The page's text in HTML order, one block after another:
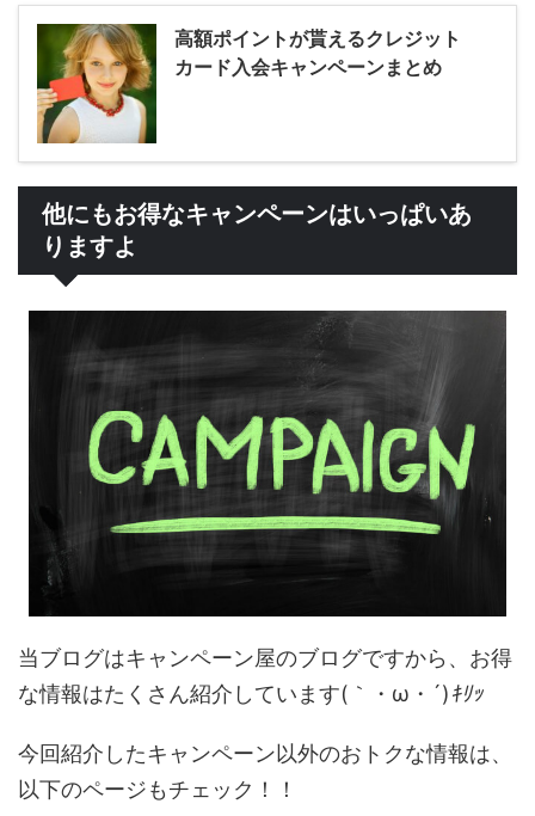
高額ポイントが貰えるクレジット
カード入会キャンペーンまとめ
他にもお得なキャンペーンはいっぱいあ
りますよ
当ブログはキャンペーン屋のブログですから、お得
な情報はたくさん紹介しています(｀・ω・´)ｷﾘｯ
今回紹介したキャンペーン以外のおトクな情報は、
以下のページもチェック！！